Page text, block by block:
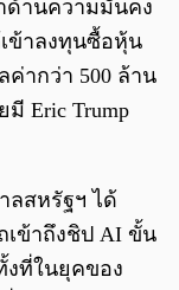
าด้านความมั่นคง
ข้าลงทุนซื้อหุ้น
ค่ากว่า 500 ล้าน
Eric Trump
ลสหรัฐฯ ได้
เข้าถึงชิป AI ขั้น
งที่ในยุคของ